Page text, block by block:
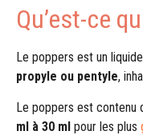
Qu’est-ce
Le poppers est un
propyle ou pentyle,
Le poppers est contenu
ml à 30 ml pour les plus